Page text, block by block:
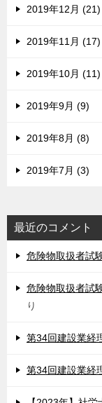
2019年12月 (21)
2019年11月 (17)
2019年10月 (11)
2019年9月 (9)
2019年8月 (8)
2019年7月 (3)
最近のコメント
危険物取扱者試
危険物取扱者試
り
第34回建設業経
第34回建設業経